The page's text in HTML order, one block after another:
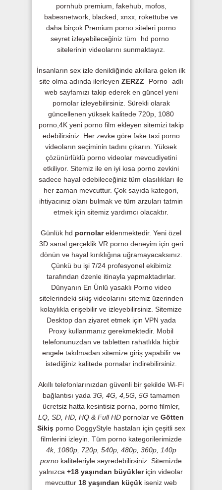
pornhub premium, fakehub, mofos,
babesnetwork, blacked, xnxx, rokettube ve
daha birçok Premium porno siteleri porno
seyret izleyebileceğiniz tüm
hd porno
sitelerinin videolarını sunmaktayız.
İnsanların sex izle denildiğinde akıllara gelen ilk
site olma adında ilerleyen ZERZZ Porno adlı
web sayfamızı takip ederek en güncel yeni
pornolar izleyebilirsiniz. Sürekli olarak
güncellenen yüksek kalitede 720p, 1080
porno,4K yeni porno film ekleyen sitemizi takip
edebilirsiniz. Her zevke göre fake taxi porno
videoların seçiminin tadını çıkarın. Yüksek
çözünürlüklü porno videolar mevcudiyetini
etkiliyor. Sitemiz ile en iyi kısa porno zevkini
sadece hayal edebileceğiniz tüm olasılıkları ile
her zaman mevcuttur. Çok sayıda kategori,
ihtiyacınız olanı bulmak ve tüm arzuları tatmin
etmek için sitemiz yardımcı olacaktır.
Günlük hd pornolareklenmektedir. Yeni özel
3D sanal gerçeklik VR porno deneyim için geri
dönün ve hayal kırıklığına uğramayacaksınız.
Çünkü bu işi 7/24 profesyonel ekibimiz
tarafından özenle itinayla yapmaktadırlar.
Dünyanın En Ünlü yasaklı Porno video
sitelerindeki sikiş videolarını sitemiz üzerinden
kolaylıkla erişebilir ve izleyebilirsiniz. Sitemize
Desktop dan ziyaret etmek için VPN yada
Proxy kullanmanız gerekmektedir. Mobil
telefonunuzdan ve tabletten rahatlıkla hiçbir
engele takılmadan sitemize giriş yapabilir ve
istediğiniz kalitede pornalar indirebilirsiniz.
Akıllı telefonlarınızdan güvenli bir şekilde Wi-Fi
bağlantısı yada 3G, 4G, 4,5G, 5G tamamen
ücretsiz hatta kesintisiz porna, porno filmler,
LQ, SD, HD, HQ & Full HD pornolar ve Götten
Sikişporno DoggyStyle hastaları için çeşitli sex
filmlerini izleyin. Tüm porno kategorilerimizde
4k, 1080p, 720p, 540p, 480p, 360p, 140p
porno kaliteleriyle seyredebilirsiniz. Sitemizde
yalnızca +18 yaşından büyükleriçin videolar
mevcuttur 18 yaşından küçük iseniz web